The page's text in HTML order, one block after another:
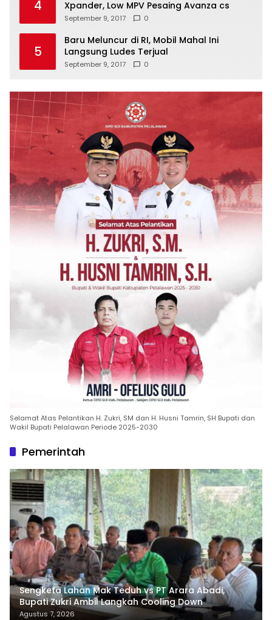
4 Xpander, Low MPV Pesaing Avanza cs
September 9, 2017 0
5
Baru Meluncur di RI, Mobil Mahal Ini
Langsung Ludes Terjual
September 9, 2017 0
Selamat Atas Pelantikan H. Zukri, SM dan H. Husni Tamrin, SH Bupati dan
Wakil Bupati Pelalawan Periode 2025-2030
Pemerintah
Sengketa Lahan Mak Teduh vs PT Arara Abadi,
Bupati Zukri Ambil Langkah Cooling Down
Agustus 7, 2026